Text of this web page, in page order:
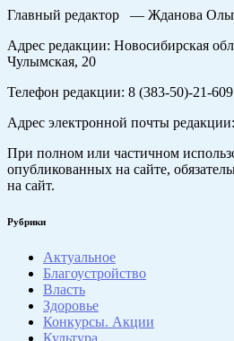
Главный редактор — Жданова
Адрес редакции: Новосибирская
Чулымская, 20
Телефон редакции: 8 (383-50)-21-
Адрес электронной почты
При полном или частичном
опубликованных на сайте,
на сайт.
Рубрики
Актуальное
Благоустройство
Власть
Здоровье
Конкурсы. Акции
Культура